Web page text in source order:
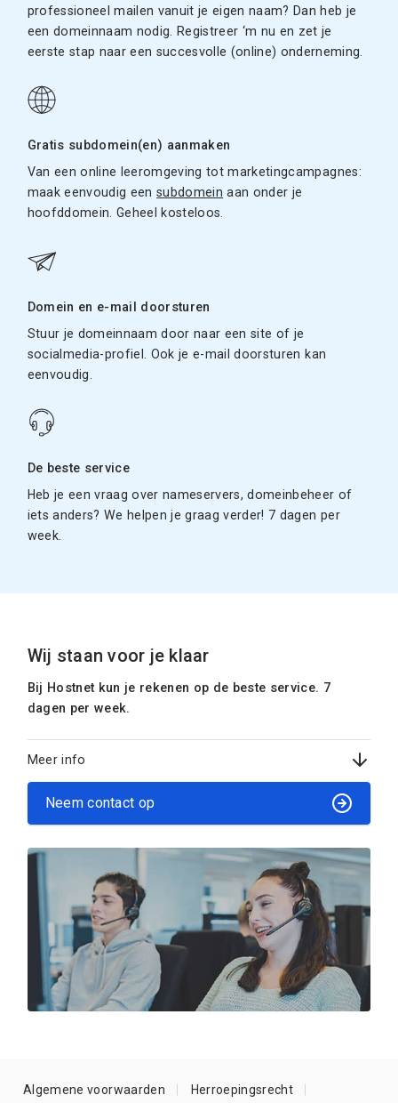
professioneel mailen vanuit je eigen naam? Dan heb je
een domeinnaam nodig. Registreer ‘m nu en zet je
eerste stap naar een succesvolle (online) onderneming.
Gratis subdomein(en) aanmaken
Van een online leeromgeving tot marketingcampagnes:
maak eenvoudig eensubdomein aan onder je
hoofddomein. Geheel kosteloos.
Domein en e-mail doorsturen
Stuur je domeinnaam door naar een site of je
socialmedia-profiel. Ook je e-mail doorsturen kan
eenvoudig.
De beste service
Heb je een vraag over nameservers, domeinbeheer of
iets anders? We helpen je graag verder! 7 dagen per
week.
Wij staan voor je klaar
Bij Hostnet kun je rekenen op de beste service. 7
dagen per week.
Meer info
Neem contact op
Algemene voorwaarden Herroepingsrecht